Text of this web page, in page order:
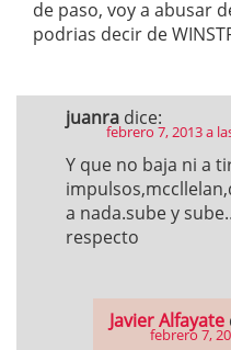
de paso, voy a abusar
podrias decir de
juanra dice:
febrero 7, 2013 a
Y que no baja ni a
a nada.sube y
respecto
Javier Alfayate
febrero 7,